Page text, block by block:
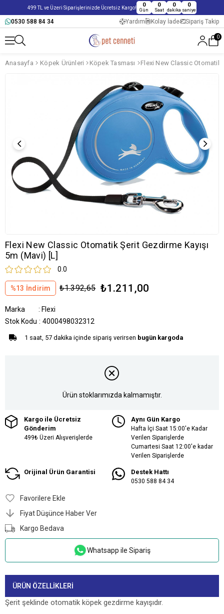
499 TL ve Üzeri Siparişlerinizde Ücretsiz Kargo! 0
Gün
0
Saat
0
dakika
0
saniye
0530 588 84 34 Yardım Kolay İade Sipariş Takip
0
Anasayfa Köpek Ürünleri Köpek Tasması
Flexi New Classic Otomatik Şerit Gezdirme Kayışı
5m (Mavi) [L]
0.0
%13 İndirim ₺1.392,65 ₺1.211,00
Marka : Flexi
Stok Kodu
4000498032312
1 saat, 57 dakika içinde sipariş verirsen bugün kargoda
Ürün stoklarımızda kalmamıştır.
Kargo ile Ücretsiz
Gönderim
499₺ Üzeri Alışverişlerde
Aynı Gün Kargo
Hafta İçi Saat 15:00'e Kadar
Verilen Siparişlerde
Cumartesi Saat 12:00'e kadar
Verilen Siparişlerde
Orijinal Ürün Garantisi Destek Hattı
0530 588 84 34
Favorilere Ekle
Fiyat Düşünce Haber Ver
Kargo Bedava
Whatsapp ile Sipariş
ÜRÜN ÖZELLIKLERI
Şerit şeklinde otomatik köpek gezdirme kayışıdır.